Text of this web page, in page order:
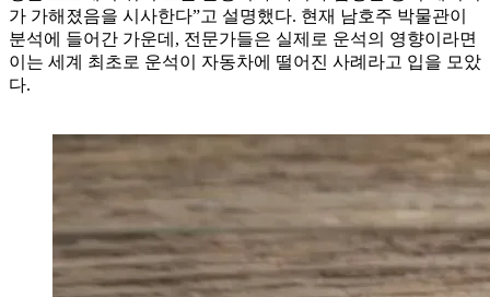
가 가해졌음을 시사한다”고 설명했다. 현재 남호주 박물관이
분석에 들어간 가운데, 전문가들은 실제로 운석의 영향이라면
이는 세계 최초로 운석이 자동차에 떨어진 사례라고 입을 모았
다.